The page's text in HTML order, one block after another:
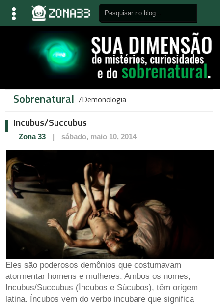
Sobrenatural Demonologia
Incubus/Succubus
Zona 33 sábado, maio 10, 2014
Eles são poderosos demônios que costumavam
atormentar homens e mulheres. Ambos os nomes,
Incubus/Succubus (Íncubos e Súcubos), têm origem
latina. Íncubos vem do verbo incubare que significa